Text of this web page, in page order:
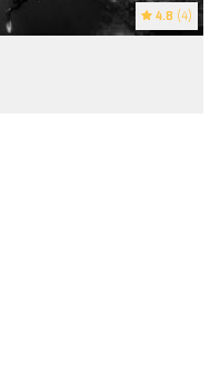
4.8 (4)